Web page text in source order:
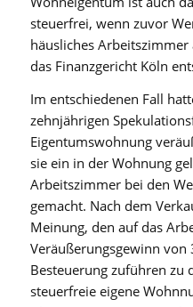
steuerfrei, wenn zuvor
häusliches
das Finanzgericht Köln
Im entschiedenen Fall
zehnjährigen
Eigentumswohnung
sie ein in der Wohnung
Arbeitszimmer bei den
gemacht. Nach dem
Meinung, den auf das
Veräußerungsgewinn von
Besteuerung zuführen zu
steuerfreie eigene